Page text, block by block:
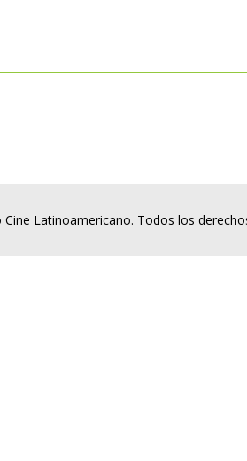
Latinoamericano. Todos los